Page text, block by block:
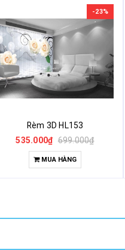
-23%
Rèm 3D HL153
535.000₫ 699.000₫
MUA HÀNG